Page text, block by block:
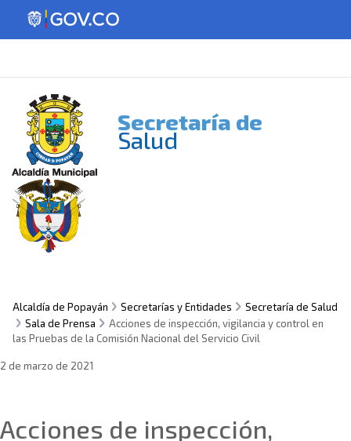
Secretaría de
Salud
Alcaldía de Popayán Secretarías y Entidades
Secretaría de Salud
Sala de Prensa
Acciones de inspección, vigilancia y control en
las Pruebas de la Comisión Nacional del Servicio Civil
2 de marzo de 2021
Acciones de inspección,